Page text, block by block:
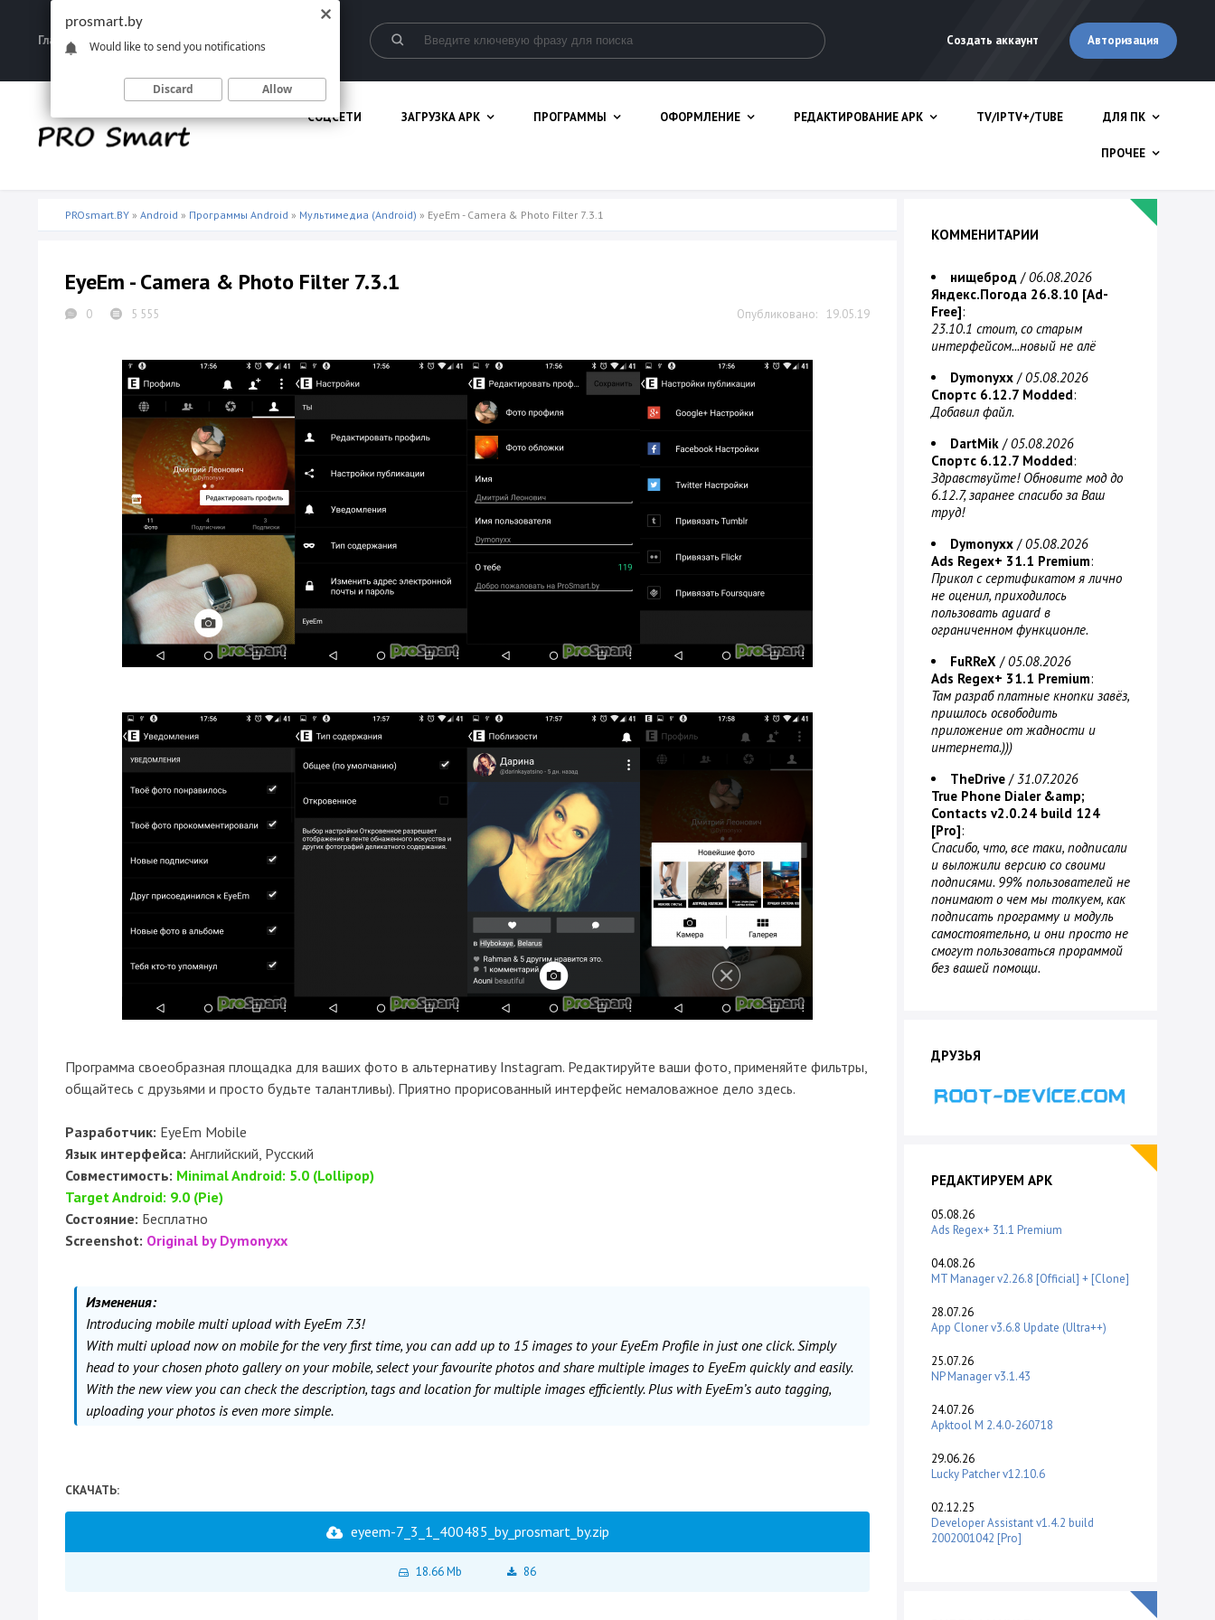
Главная Запрещенные материалы Создать аккаунт Авторизация
СОЦСЕТИ ЗАГРУЗКА APK ПРОГРАММЫ ОФОРМЛЕНИЕ РЕДАКТИРОВАНИЕ APK TV/IPTV+/TUBE ДЛЯ ПК
ПРОЧЕЕ
PROsmart.BY » Android » Программы Android » Мультимедиа (Android) » EyeEm - Camera & Photo Filter 7.3.1
EyeEm - Camera & Photo Filter 7.3.1
19.05.19
0 5 555
Программа своеобразная площадка для ваших фото в альтернативу Instagram. Редактируйте ваши фото, применяйте фильтры,
общайтесь с друзьями и просто будьте талантливы). Приятно прорисованный интерфейс немаловажное дело здесь.
Разработчик: EyeEm Mobile
Язык интерфейса: Английский, Русский
Совместимость: Minimal Android: 5.0 (Lollipop)
Target Android: 9.0 (Pie)
Состояние: Бесплатно
Screenshot: Original by Dymonyxx
Изменения:
Introducing mobile multi upload with EyeEm 7.3!
With multi upload now on mobile for the very first time, you can add up to 15 images to your EyeEm Profile in just one click. Simply
head to your chosen photo gallery on your mobile, select your favourite photos and share multiple images to EyeEm quickly and easily.
With the new view you can check the description, tags and location for multiple images efficiently. Plus with EyeEm’s auto tagging,
uploading your photos is even more simple.
СКАЧАТЬ:
eyeem-7_3_1_400485_by_prosmart_by.zip
18.66 Mb 86
КОММЕНИТАРИИ
нищеброд /06.08.2026
Яндекс.Погода 26.8.10 [Ad-
Free]:
23.10.1 стоит, со старым
интерфейсом...новый не алё
Dymonyxx /05.08.2026
Спортс 6.12.7 Modded:
Добавил файл.
DartMik /05.08.2026
Спортс 6.12.7 Modded:
Здравствуйте! Обновите мод до
6.12.7, заранее спасибо за Ваш
труд!
Dymonyxx /05.08.2026
Ads Regex+ 31.1 Premium:
Прикол с сертификатом я лично
не оценил, приходилось
пользовать aguard в
ограниченном функционле.
FuRReX /05.08.2026
Ads Regex+ 31.1 Premium:
Там разраб платные кнопки завёз,
пришлось освободить
приложение от жадности и
интернета.)))
TheDrive /31.07.2026
True Phone Dialer &amp;
Contacts v2.0.24 build 124
[Pro]:
Спасибо, что, все таки, подписали
и выложили версию со своими
подписями. 99% пользователей не
понимают о чем мы толкуем, как
подписать программу и модуль
самостоятельно, и они просто не
смогут пользоваться прораммой
без вашей помощи.
ДРУЗЬЯ
РЕДАКТИРУЕМ APK
05.08.26
Ads Regex+ 31.1 Premium
04.08.26
MT Manager v2.26.8 [Official] + [Clone]
28.07.26
App Cloner v3.6.8 Update (Ultra++)
25.07.26
NP Manager v3.1.43
24.07.26
Apktool M 2.4.0-260718
29.06.26
Lucky Patcher v12.10.6
02.12.25
Developer Assistant v1.4.2 build
2002001042 [Pro]
prosmart.by
Would like to send you notifications
Discard Allow